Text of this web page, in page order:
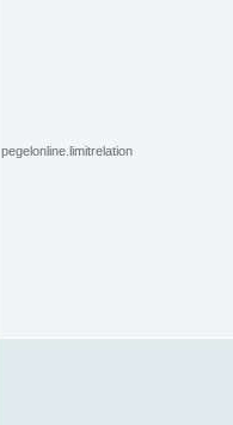
pegelonline.limitrelation